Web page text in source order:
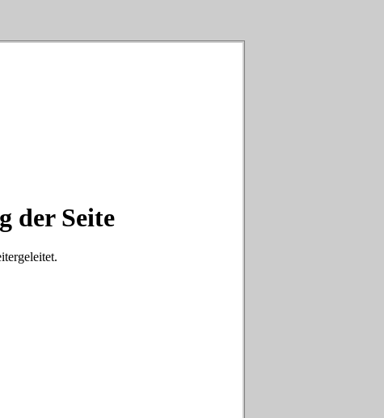
der Seite